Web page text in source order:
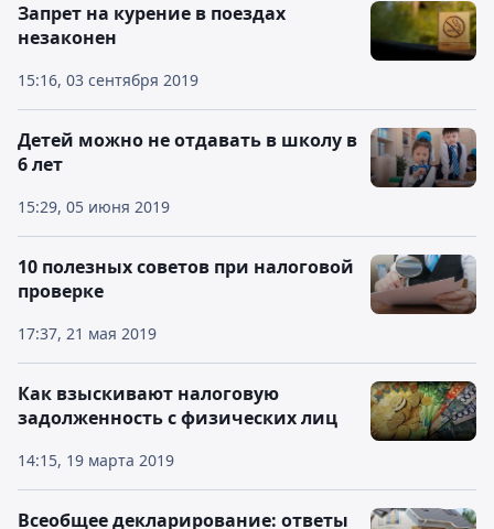
15:16, 03 сентября 2019
Запрет на курение в поездах
незаконен
15:29, 05 июня 2019
Детей можно не отдавать в школу в
6 лет
17:37, 21 мая 2019
10 полезных советов при налоговой
проверке
14:15, 19 марта 2019
Как взыскивают налоговую
задолженность с физических лиц
Всеобщее декларирование: ответы